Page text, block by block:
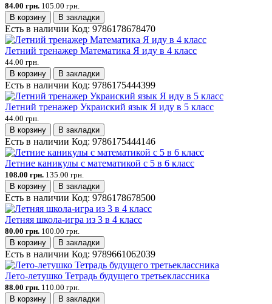
84.00 грн. 105.00 грн.
В корзину
В закладки
Есть в наличии Код: 9786178678470
Летний тренажер Математика Я иду в 4 класс
44.00 грн.
В корзину
В закладки
Есть в наличии Код: 9786175444399
Летний тренажер Украиский язык Я иду в 5 класс
44.00 грн.
В корзину
В закладки
Есть в наличии Код: 9786175444146
Летние каникулы с математикой с 5 в 6 класс
108.00 грн. 135.00 грн.
В корзину
В закладки
Есть в наличии Код: 9786178678500
Летняя школа-игра из 3 в 4 класс
80.00 грн. 100.00 грн.
В корзину
В закладки
Есть в наличии Код: 9789661062039
Лето-летушко Тетрадь будущего третьеклассника
88.00 грн. 110.00 грн.
В корзину
В закладки